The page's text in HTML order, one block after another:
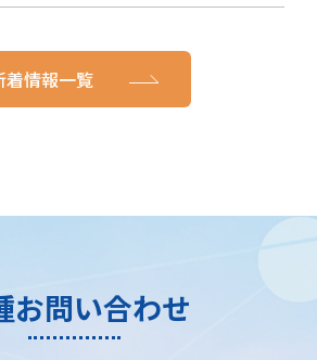
着情報一覧
お問い合わせ